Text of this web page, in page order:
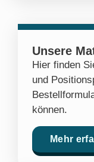
Unsere
Hier finden
und
können.
Mehr